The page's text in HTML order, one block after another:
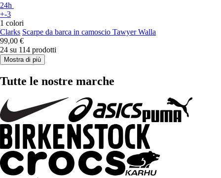
24h
+-3
1 colori
Clarks Scarpe da barca in camoscio Tawyer Walla
99,00 €
24 su 114 prodotti
Mostra di più
Tutte le nostre marche